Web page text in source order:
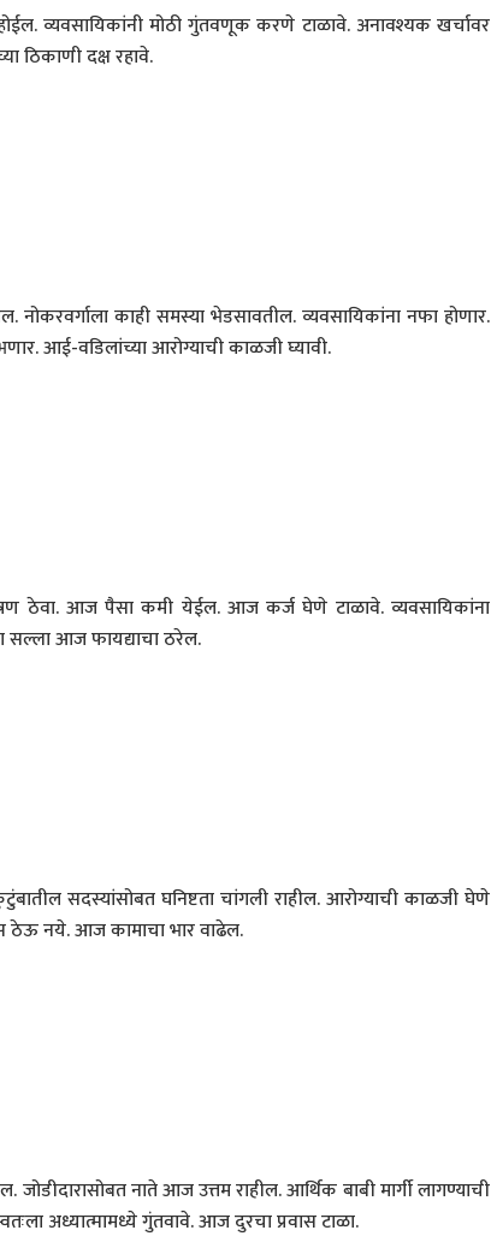
होईल. व्यवसायिकांनी मोठी गुंतवणूक करणे टाळावे. अनावश्यक खर्चावर
ठिकाणी दक्ष रहावे.
नोकरवर्गाला काही समस्या भेडसावतील. व्यवसायिकांना नफा होणार.
आई-वडिलांच्या आरोग्याची काळजी घ्यावी.
ठेवा. आज पैसा कमी येईल. आज कर्ज घेणे टाळावे. व्यवसायिकांना
सल्ला आज फायद्याचा ठरेल.
सदस्यांसोबत घनिष्टता चांगली राहील. आरोग्याची काळजी घेणे
ठेऊ नये. आज कामाचा भार वाढेल.
नाते आज उत्तम राहील. आर्थिक बाबी मार्गी लागण्याची
अध्यात्मामध्ये गुंतवावे. आज दुरचा प्रवास टाळा.